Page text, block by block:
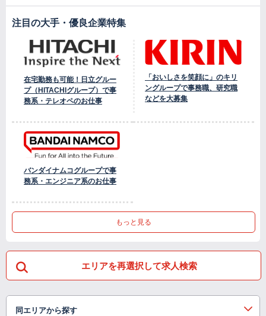
注目の大手・優良企業特集
在宅勤務も可能！日立グルー
プ（HITACHIグループ）で事
務系・テレオペのお仕事
「おいしさを笑顔に」のキリ
ングループで事務職、研究職
などを大募集
バンダイナムコグループで事
務系・エンジニア系のお仕事
もっと見る
エリアを再選択して求人検索
同エリアから探す